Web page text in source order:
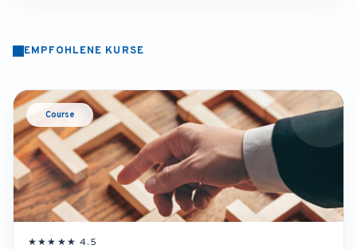
EMPFOHLENE KURSE
Course
★★★★★ 4.5